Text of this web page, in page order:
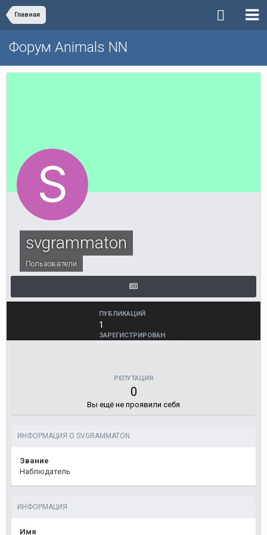
Главная
Форум Animals NN
svgrammaton
Пользователи
ПУБЛИКАЦИЙ
1
ЗАРЕГИСТРИРОВАН
РЕПУТАЦИЯ
0
Вы ещё не проявили себя
ИНФОРМАЦИЯ О SVGRAMMATON
Звание
Наблюдатель
ИНФОРМАЦИЯ
Имя